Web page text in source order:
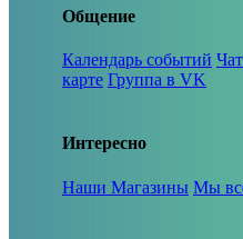
Общение
Календарь событий
карте Группа в VK
Интересно
Наши Магазины Мы